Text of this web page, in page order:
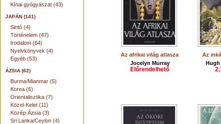
Kínai gyógyászat (43)
JAPÁN (141)
Sintó (4)
Történelem (47)
Irodalom (64)
Nyelvkönyvek (4)
Egyéb (53)
ÁZSIA (62)
Burma/Mianmar (5)
Korea (6)
Orientalisztika (7)
Közel-Kelet (11)
Közép-Ázsia (3)
Sri Lanka/Ceylon (4)
Az afrikai világ atlasza
Jocelyn Murray
Előrendelhető
Az